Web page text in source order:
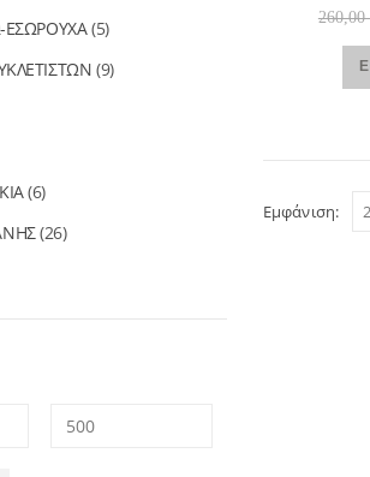
260,00
Εμφάνιση:
ΕΣΩΡΟΥΧΑ(5)
(9)
(6)
(26)